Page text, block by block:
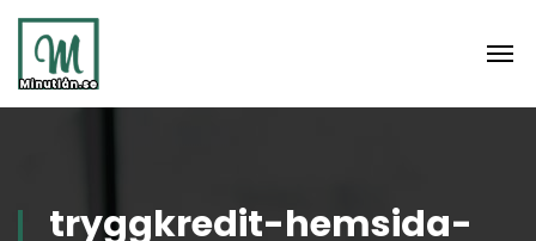
tryggkredit-hemsida-